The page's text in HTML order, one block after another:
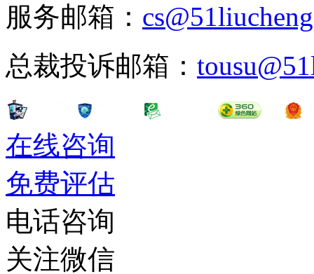
服务邮箱：
总裁投诉邮箱：
在线咨询
免费评估
电话咨询
关注微信